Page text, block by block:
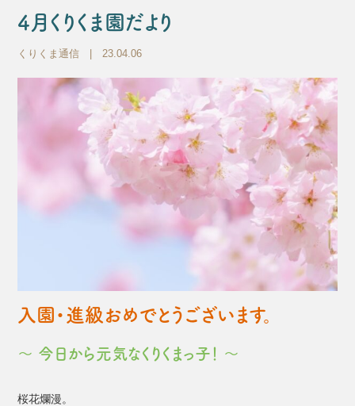
4月くりくま園だより
くりくま通信 | 23.04.06
入園・進級おめでとうございます。
～ 今日から元気なくりくまっ子！ ～
桜花爛漫。